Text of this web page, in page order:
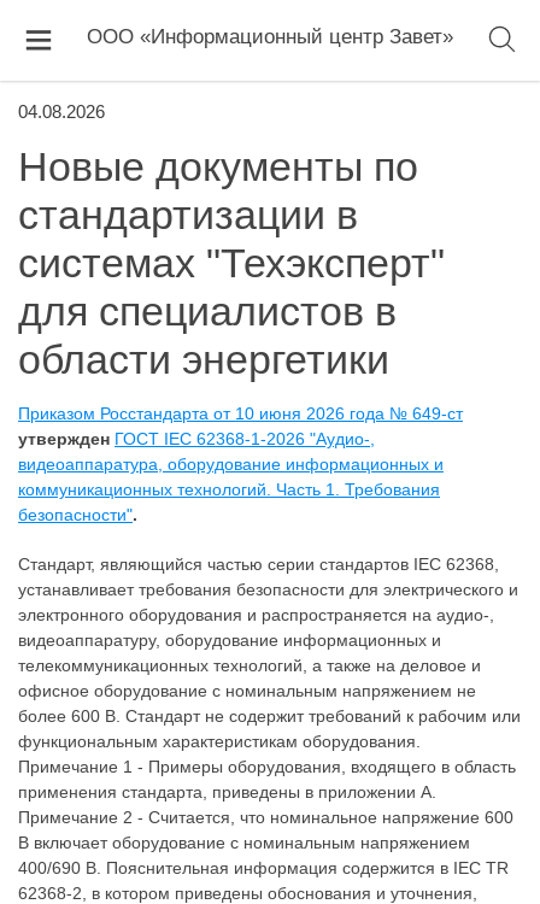
ООО «Информационный центр Завет»
04.08.2026
Новые документы по
стандартизации в
системах "Техэксперт"
для специалистов в
области энергетики
Приказом Росстандарта от 10 июня 2026 года № 649-ст
утвержден ГОСТ IEC 62368-1-2026 "Аудио-,
видеоаппаратура, оборудование информационных и
коммуникационных технологий. Часть 1. Требования
безопасности".
Стандарт, являющийся частью серии стандартов IEC 62368,
устанавливает требования безопасности для электрического и
электронного оборудования и распространяется на аудио-,
видеоаппаратуру, оборудование информационных и
телекоммуникационных технологий, а также на деловое и
офисное оборудование с номинальным напряжением не
более 600 В. Стандарт не содержит требований к рабочим или
функциональным характеристикам оборудования.
Примечание 1 - Примеры оборудования, входящего в область
применения стандарта, приведены в приложении А.
Примечание 2 - Считается, что номинальное напряжение 600
В включает оборудование с номинальным напряжением
400/690 В. Пояснительная информация содержится в IEC TR
62368-2, в котором приведены обоснования и уточнения,